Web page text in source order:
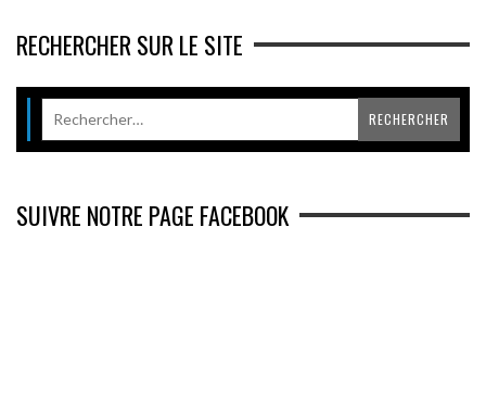
RECHERCHER SUR LE SITE
SUIVRE NOTRE PAGE FACEBOOK